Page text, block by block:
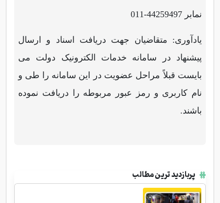
نمابر 44259497-011
یادآوری: متقاضیان جهت دریافت اسناد و ارسال
پیشنهاد در سامانه خدمات الکترونیک دولت می
بایست قبلاً مراحل عضویت در این سامانه را طی و
نام کاربری و رمز عبور مربوطه را دریافت نموده
باشند.
پربازدید ترین مطالب